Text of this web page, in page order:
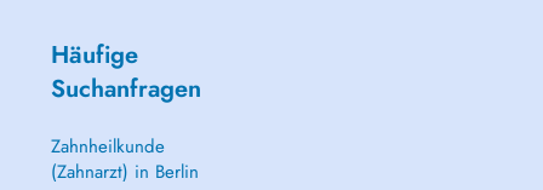
Häufige
Suchanfragen
Zahnheilkunde
(Zahnarzt) in Berlin